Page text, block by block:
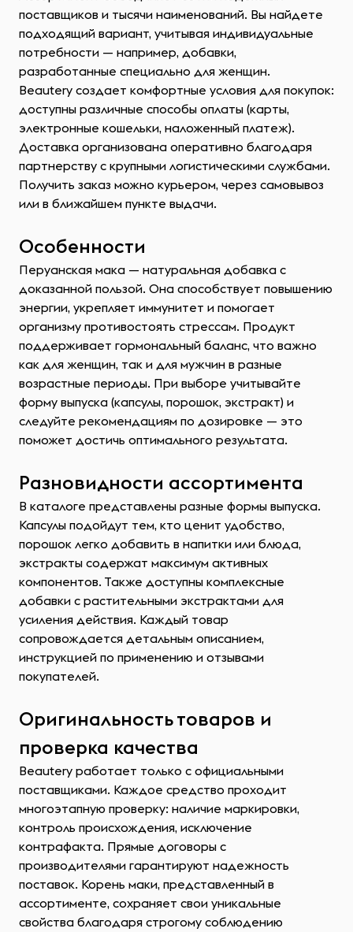
поставщиков и тысячи наименований. Вы найдете
подходящий вариант, учитывая индивидуальные
потребности — например, добавки,
разработанные специально для женщин.
Beautery создает комфортные условия для покупок:
доступны различные способы оплаты (карты,
электронные кошельки, наложенный платеж).
Доставка организована оперативно благодаря
партнерству с крупными логистическими службами.
Получить заказ можно курьером, через самовывоз
или в ближайшем пункте выдачи.
Особенности
Перуанская мака — натуральная добавка с
доказанной пользой. Она способствует повышению
энергии, укрепляет иммунитет и помогает
организму противостоять стрессам. Продукт
поддерживает гормональный баланс, что важно
как для женщин, так и для мужчин в разные
возрастные периоды. При выборе учитывайте
форму выпуска (капсулы, порошок, экстракт) и
следуйте рекомендациям по дозировке — это
поможет достичь оптимального результата.
Разновидности ассортимента
В каталоге представлены разные формы выпуска.
Капсулы подойдут тем, кто ценит удобство,
порошок легко добавить в напитки или блюда,
экстракты содержат максимум активных
компонентов. Также доступны комплексные
добавки с растительными экстрактами для
усиления действия. Каждый товар
сопровождается детальным описанием,
инструкцией по применению и отзывами
покупателей.
Оригинальность товаров и
проверка качества
Beautery работает только с официальными
поставщиками. Каждое средство проходит
многоэтапную проверку: наличие маркировки,
контроль происхождения, исключение
контрафакта. Прямые договоры с
производителями гарантируют надежность
поставок. Корень маки, представленный в
ассортименте, сохраняет свои уникальные
свойства благодаря строгому соблюдению